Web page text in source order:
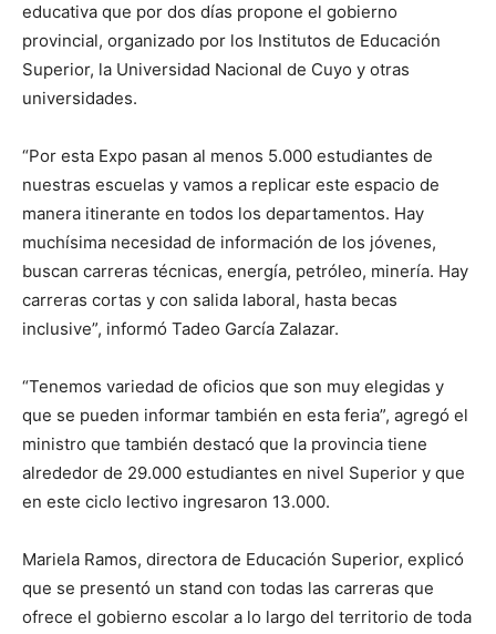
educativa que por dos días propone el gobierno
provincial, organizado por los Institutos de Educación
Superior, la Universidad Nacional de Cuyo y otras
universidades.
“Por esta Expo pasan al menos 5.000 estudiantes de
nuestras escuelas y vamos a replicar este espacio de
manera itinerante en todos los departamentos. Hay
muchísima necesidad de información de los jóvenes,
buscan carreras técnicas, energía, petróleo, minería. Hay
carreras cortas y con salida laboral, hasta becas
inclusive”, informó Tadeo García Zalazar.
“Tenemos variedad de oficios que son muy elegidas y
que se pueden informar también en esta feria”, agregó el
ministro que también destacó que la provincia tiene
alrededor de 29.000 estudiantes en nivel Superior y que
en este ciclo lectivo ingresaron 13.000.
Mariela Ramos, directora de Educación Superior, explicó
que se presentó un stand con todas las carreras que
ofrece el gobierno escolar a lo largo del territorio de toda